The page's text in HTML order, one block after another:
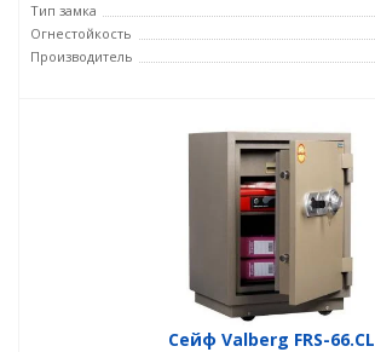
Тип замка
Огнестойкость
Производитель
Сейф Valberg FRS-66.CL